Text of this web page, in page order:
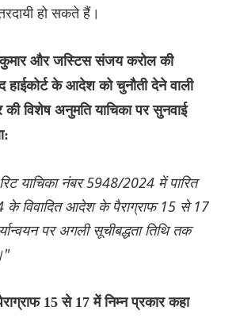
हो सकते हैं।
और जस्टिस संजय करोल की
हाईकोर्ट के आदेश को चुनौती देने वाली
विशेष अनुमति याचिका पर सुनवाई
याचिका नंबर 5948/2024 में पारित
के विवादित आदेश के पैराग्राफ 15 से 17
पर अगली सूचीबद्धता तिथि तक
15 से 17 में निम्न प्रकार कहा